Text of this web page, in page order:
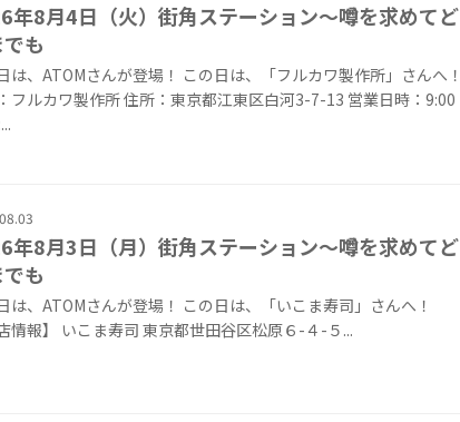
年8月4日（火）街角ステーション～噂を求めてど
も
は、ATOMさんが登場！ この日は、「フルカワ製作所」さんへ！
フルカワ製作所 住所：東京都江東区白河3-7-13 営業日時：9:00
年8月3日（月）街角ステーション～噂を求めてど
も
は、ATOMさんが登場！ この日は、「いこま寿司」さんへ！
店情報】 いこま寿司 東京都世田谷区松原６-４-５...